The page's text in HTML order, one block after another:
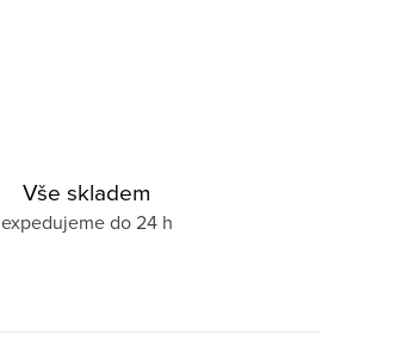
Vše skladem
expedujeme do 24 h